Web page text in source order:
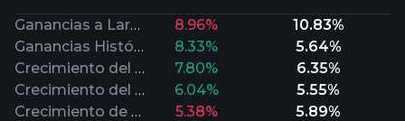
Ganancias a Largo Plazo 8.96%
10.83%
Ganancias Históricas
8.33%
5.64%
Crecimiento del Valor en Libros
7.80%
6.35%
Crecimiento del Flujo de Efectivo
6.04%
5.55%
Crecimiento de Ventas
5.38% 5.89%